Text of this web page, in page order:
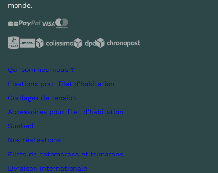
monde.
Qui sommes-nous ?
Fixations pour filet d'habitation
Cordages de tension
Accessoires pour filet d'habitation
Sunbed
Nos réalisations
Filets de catamarans et trimarans
Livraison internationale